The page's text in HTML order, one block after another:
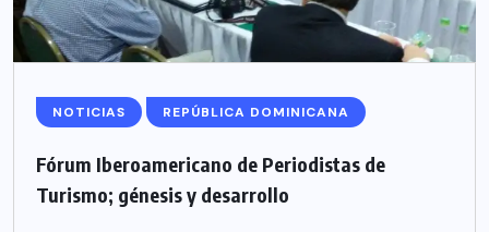
NOTICIAS REPÚBLICA DOMINICANA
Fórum Iberoamericano de Periodistas de
Turismo; génesis y desarrollo